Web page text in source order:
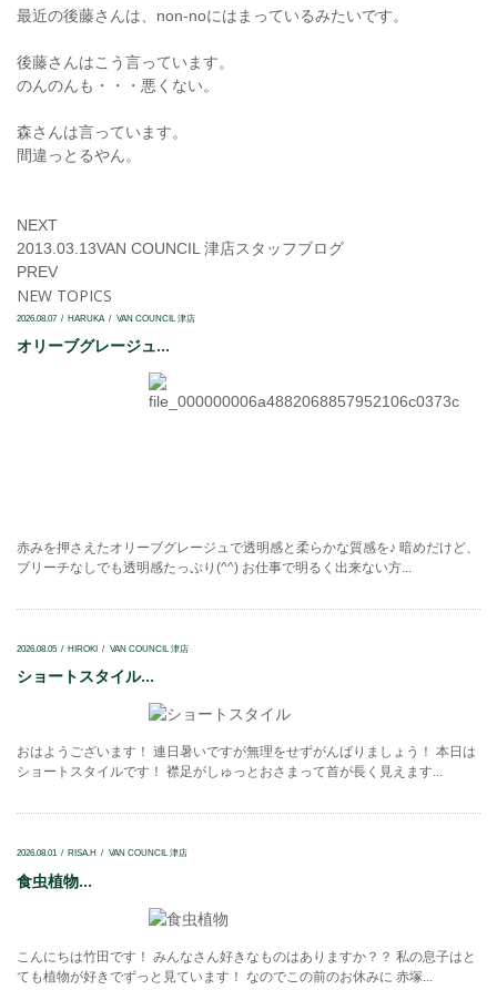
最近の後藤さんは、non-noにはまっているみたいです。
後藤さんはこう言っています。
のんのんも・・・悪くない。
森さんは言っています。
間違っとるやん。
NEXT
2013.03.13VAN COUNCIL 津店スタッフブログ
PREV
NEW TOPICS
2026.08.07 HARUKA VAN COUNCIL 津店
オリーブグレージュ...
赤みを押さえたオリーブグレージュで透明感と柔らかな質感を♪ 暗めだけど、
ブリーチなしでも透明感たっぷり(^^) お仕事で明るく出来ない方...
2026.08.05 HIROKI VAN COUNCIL 津店
ショートスタイル...
おはようございます！ 連日暑いですが無理をせずがんばりましょう！ 本日は
ショートスタイルです！ 襟足がしゅっとおさまって首が長く見えます...
2026.08.01 RISA.H VAN COUNCIL 津店
食虫植物...
こんにちは竹田です！ みんなさん好きなものはありますか？？ 私の息子はと
ても植物が好きでずっと見ています！ なのでこの前のお休みに 赤塚...